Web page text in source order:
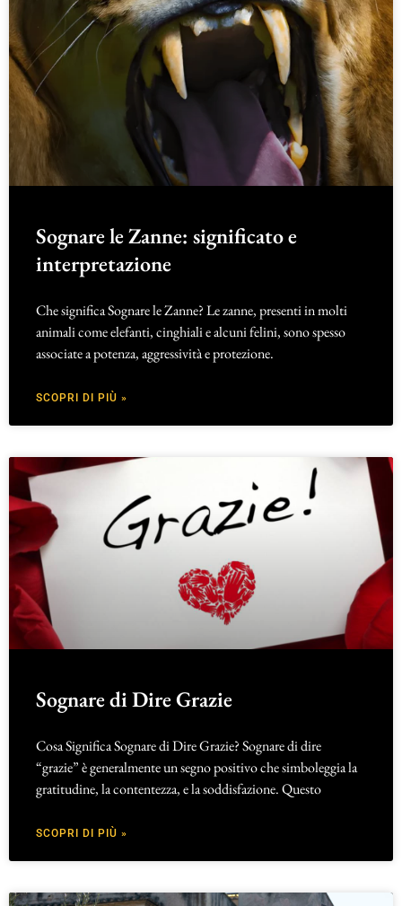
Sognare le Zanne: significato e
interpretazione
Che significa Sognare le Zanne? Le zanne, presenti in molti
animali come elefanti, cinghiali e alcuni felini, sono spesso
associate a potenza, aggressività e protezione.
SCOPRI DI PIÙ »
Sognare di Dire Grazie
Cosa Significa Sognare di Dire Grazie? Sognare di dire
“grazie” è generalmente un segno positivo che simboleggia la
gratitudine, la contentezza, e la soddisfazione. Questo
SCOPRI DI PIÙ »